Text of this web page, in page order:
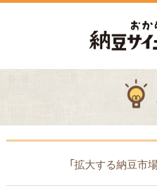
「拡大する納豆市